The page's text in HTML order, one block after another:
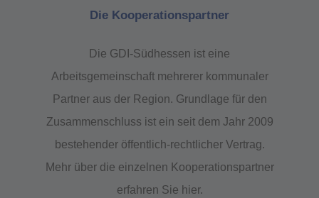
Die Kooperationspartner
Die GDI-Südhessen ist eine
Arbeitsgemeinschaft mehrerer kommunaler
Partner aus der Region. Grundlage für den
Zusammenschluss ist ein seit dem Jahr 2009
bestehender öffentlich-rechtlicher Vertrag.
Mehr über die einzelnen Kooperationspartner
erfahren Sie hier.